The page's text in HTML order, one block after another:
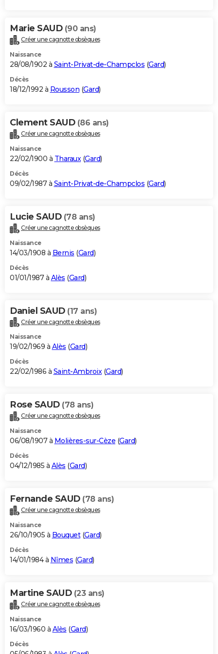
Marie SAUD (90 ans)
Créer une cagnotte obsèques
Naissance
28/08/1902 à Saint-Privat-de-Champclos (Gard)
Décès
18/12/1992 à Rousson (Gard)
Clement SAUD (86 ans)
Créer une cagnotte obsèques
Naissance
22/02/1900 à Tharaux(Gard)
Décès
09/02/1987 à Saint-Privat-de-Champclos (Gard)
Lucie SAUD (78 ans)
Créer une cagnotte obsèques
Naissance
14/03/1908 à Bernis (Gard)
Décès
01/01/1987 à Alès (Gard)
Daniel SAUD (17 ans)
Créer une cagnotte obsèques
Naissance
19/02/1969 à Alès (Gard)
Décès
22/02/1986 à Saint-Ambroix(Gard)
Rose SAUD (78 ans)
Créer une cagnotte obsèques
Naissance
06/08/1907 à Molières-sur-Cèze (Gard)
Décès
04/12/1985 à Alès (Gard)
Fernande SAUD (78 ans)
Créer une cagnotte obsèques
Naissance
26/10/1905 à Bouquet(Gard)
Décès
14/01/1984 à Nîmes (Gard)
Martine SAUD (23 ans)
Créer une cagnotte obsèques
Naissance
16/03/1960 à Alès (Gard)
Décès